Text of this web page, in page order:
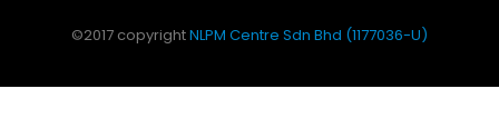
©2017 copyrightNLPM Centre Sdn Bhd (1177036-U)